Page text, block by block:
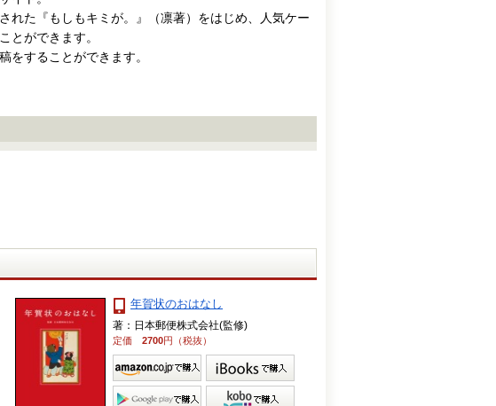
れた『もしもキミが。』（凛著）をはじめ、人気ケー
とができます。
をすることができます。
年賀状のおはなし
著：日本郵便株式会社(監修)
定価 2700円（税抜）